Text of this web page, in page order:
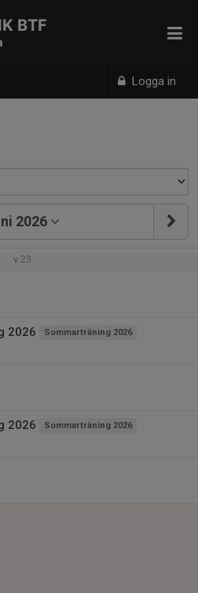
Logga in
BTF
2026
v.23
2026 Sommarträning 2026
2026 Sommarträning 2026